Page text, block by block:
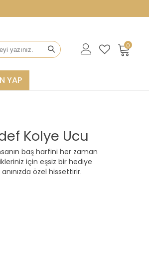
0
YAP
Kolye Ucu
baş harfini her zaman
için eşsiz bir hediye
özel hissettirir.